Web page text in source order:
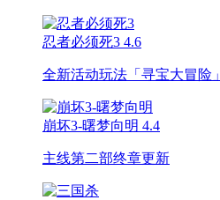
忍者必须死3 4.6
全新活动玩法「寻宝大冒险」
崩坏3-曙梦向明 4.4
主线第二部终章更新